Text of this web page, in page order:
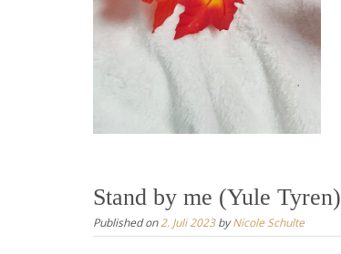
Stand by me (Yule Tyren)
Published on2. Juli 2023byNicole Schulte